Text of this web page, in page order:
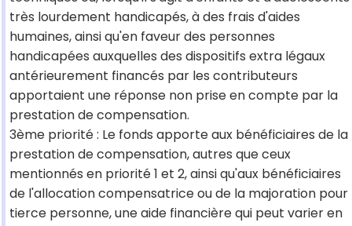
très lourdement handicapés, à des frais d'aides
humaines, ainsi qu'en faveur des personnes
handicapées auxquelles des dispositifs extra légaux
antérieurement financés par les contributeurs
apportaient une réponse non prise en compte par la
prestation de compensation.
3ème priorité : Le fonds apporte aux bénéficiaires de la
prestation de compensation, autres que ceux
mentionnés en priorité 1 et 2, ainsi qu'aux bénéficiaires
de l'allocation compensatrice ou de la majoration pour
tierce personne, une aide financière qui peut varier en